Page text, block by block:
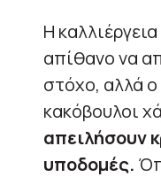
Η
απίθανο να
στόχο, αλλά
κακόβουλοι
απειλήσουν
υποδομές.